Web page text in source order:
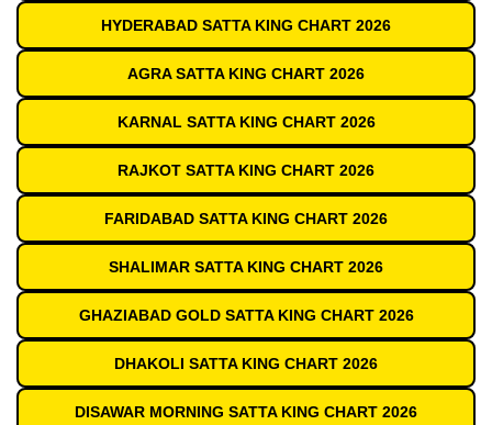
HYDERABAD SATTA KING CHART 2026
AGRA SATTA KING CHART 2026
KARNAL SATTA KING CHART 2026
RAJKOT SATTA KING CHART 2026
FARIDABAD SATTA KING CHART 2026
SHALIMAR SATTA KING CHART 2026
GHAZIABAD GOLD SATTA KING CHART 2026
DHAKOLI SATTA KING CHART 2026
DISAWAR MORNING SATTA KING CHART 2026